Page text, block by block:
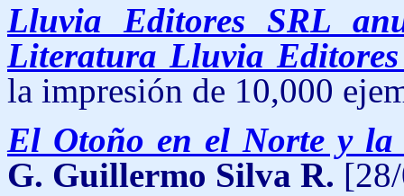
Lluvia Editores SRL
Literatura Lluvia
la impresión de 10,000
El Otoño en el Norte y
G. Guillermo Silva R.